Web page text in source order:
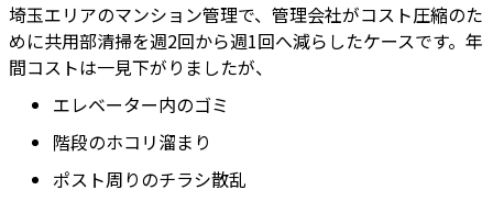
埼玉エリアのマンション管理で、管理会社がコスト圧縮のた
めに共用部清掃を週2回から週1回へ減らしたケースです。年
間コストは一見下がりましたが、
エレベーター内のゴミ
階段のホコリ溜まり
ポスト周りのチラシ散乱